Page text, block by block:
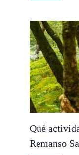
Qué
Remanso